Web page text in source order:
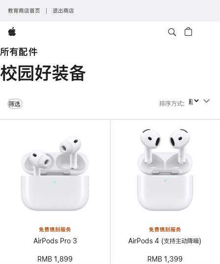
教育商店首页 退出商店
Apple
所有配件
校园好装备
筛选 排序方式: 排序方式
免费镌刻服务
AirPods Pro 3
RMB 1,899
免费镌刻服务
AirPods 4 (支持主动降噪)
RMB 1,399